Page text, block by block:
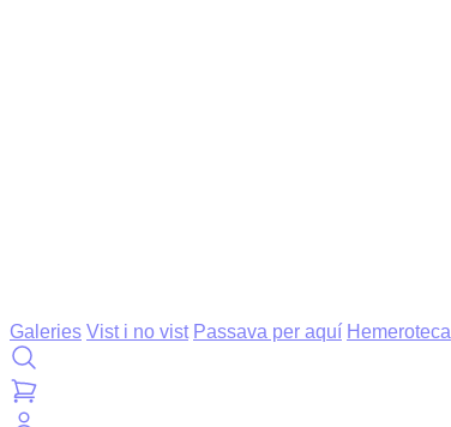
Galeries Vist i no vist Passava per aquí Hemeroteca